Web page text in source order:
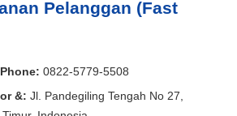
Pelanggan (Fast
0822-5779-5508
&: Jl. Pandegiling Tengah No 27,